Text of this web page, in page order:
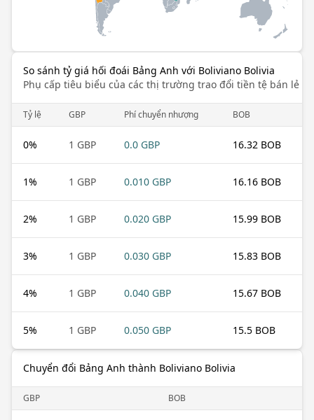
So sánh tỷ giá hối đoái Bảng Anh với Boliviano Bolivia
Phụ cấp tiêu biểu của các thị trường trao đổi tiền tệ bán lẻ
Tỷ lệ GBP Phí chuyển nhượng BOB
0% 1 GBP 0.0 GBP 16.32 BOB
1% 1 GBP 0.010 GBP 16.16 BOB
2% 1 GBP 0.020 GBP 15.99 BOB
3% 1 GBP 0.030 GBP 15.83 BOB
4% 1 GBP 0.040 GBP 15.67 BOB
5% 1 GBP 0.050 GBP 15.5 BOB
Chuyển đổi Bảng Anh thành Boliviano Bolivia
GBP BOB